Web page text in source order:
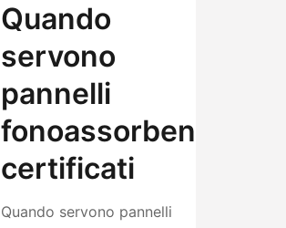
Quando
servono
pannelli
fonoassorbenti
certificati
Quando servono pannelli